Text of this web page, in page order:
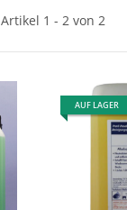
Artikel 1 - 2 von 2
AUF LAGER